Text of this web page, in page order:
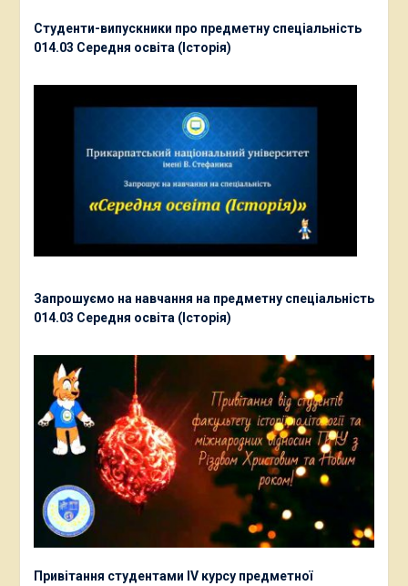
Студенти-випускники про предметну спеціальність
014.03 Середня освіта (Історія)
Запрошуємо на навчання на предметну спеціальність
014.03 Середня освіта (Історія)
Привітання студентами ІV курсу предметної